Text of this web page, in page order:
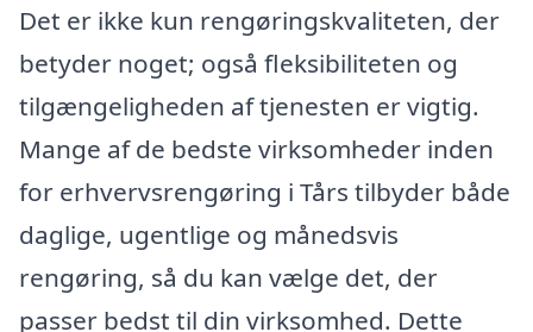
Det er ikke kun rengøringskvaliteten, der
betyder noget; også fleksibiliteten og
tilgængeligheden af tjenesten er vigtig.
Mange af de bedste virksomheder inden
for erhvervsrengøring i Tårs tilbyder både
daglige, ugentlige og månedsvis
rengøring, så du kan vælge det, der
passer bedst til din virksomhed. Dette